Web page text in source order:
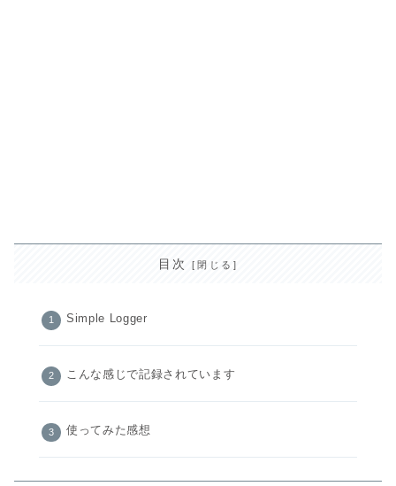
目次
Simple Logger
こんな感じで記録されています
使ってみた感想